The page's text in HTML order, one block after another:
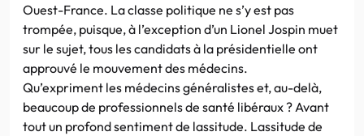
Ouest-France. La classe politique ne s’y est pas
trompée, puisque, à l’exception d’un Lionel Jospin muet
sur le sujet, tous les candidats à la présidentielle ont
approuvé le mouvement des médecins.
Qu’expriment les médecins généralistes et, au-delà,
beaucoup de professionnels de santé libéraux ? Avant
tout un profond sentiment de lassitude. Lassitude de